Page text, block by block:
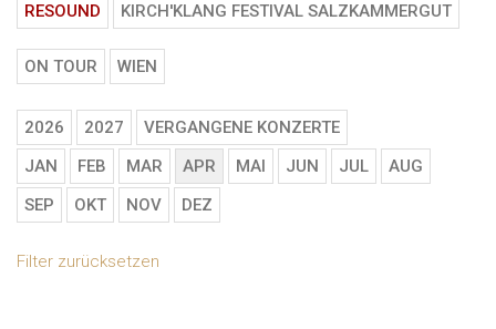
RESOUND
KIRCH'KLANG FESTIVAL SALZKAMMERGUT
ON TOUR WIEN
2026 2027
VERGANGENE KONZERTE
JAN
FEB MAR APR MAI JUN JUL
AUG
SEP
OKT NOV DEZ
Filter zurücksetzen